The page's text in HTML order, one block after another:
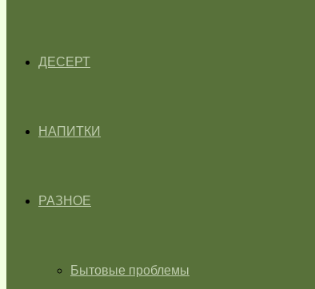
ДЕСЕРТ
НАПИТКИ
РАЗНОЕ
Бытовые проблемы